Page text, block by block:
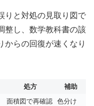
りと対処の見取り図で
整し、数学教科書の該
からの回復が速くなり
処方
補助
面積図で再確認 色分け